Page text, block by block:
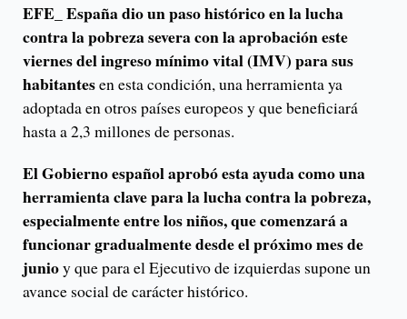
EFE_ España dio un paso histórico en la lucha
contra la pobreza severa con la aprobación este
viernes del ingreso mínimo vital (IMV) para sus
habitantesen esta condición, una herramienta ya
adoptada en otros países europeos y que beneficiará
hasta a 2,3 millones de personas.
El Gobierno español aprobó esta ayuda como una
herramienta clave para la lucha contra la pobreza,
especialmente entre los niños, que comenzará a
funcionar gradualmente desde el próximo mes de
junioy que para el Ejecutivo de izquierdas supone un
avance social de carácter histórico.